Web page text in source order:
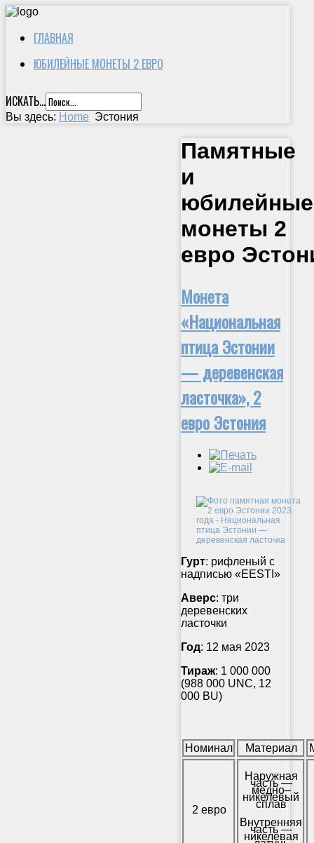
ГЛАВНАЯ
ЮБИЛЕЙНЫЕ МОНЕТЫ 2 ЕВРО
ИСКАТЬ...
Вы здесь: Home Эстония
Памятные
и
юбилейные
монеты 2
евро
Монета
«Национальная
птица Эстонии
— деревенская
ласточка», 2
евро Эстония
Гурт: рифленый с
надписью «EESTI»
Аверс: три
деревенских
ласточки
Год: 12 мая 2023
Тираж: 1 000 000
(988 000 UNC, 12
000 BU)
Номинал Материал
2 евро
Наружная
часть —
медно–
никелевый
сплав
Внутренняя
часть —
никелевая